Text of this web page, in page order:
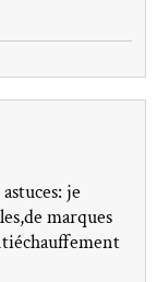
je
marques